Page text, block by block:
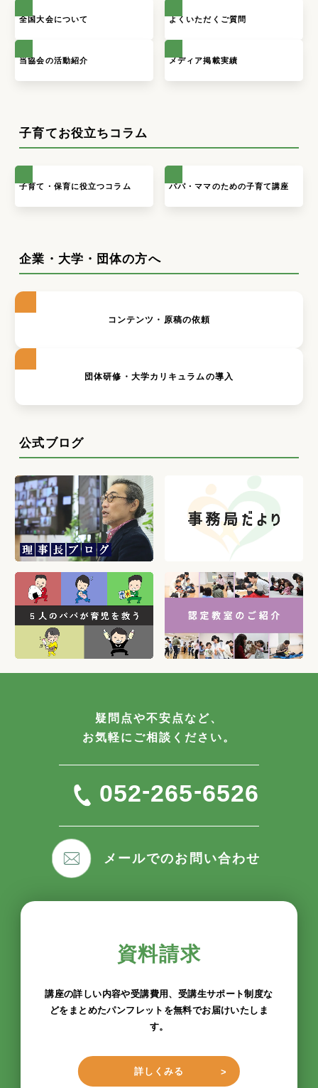
全国大会について よくいただくご質問
当協会の活動紹介 メディア掲載実績
子育てお役立ちコラム
子育て・保育に役立つコラム パパ・ママのための子育て講座
企業・大学・団体の方へ
コンテンツ・原稿の依頼
団体研修・大学カリキュラムの導入
公式ブログ
疑問点や不安点など、
お気軽にご相談ください。
052-265-6526
メールでのお問い合わせ
資料請求
講座の詳しい内容や受講費用、受講生サポート制度な
どをまとめたパンフレットを無料でお届けいたしま
す。
詳しくみる